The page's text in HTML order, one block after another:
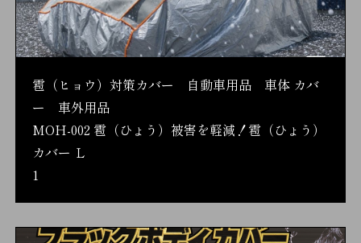
雹（ヒョウ）対策カバー 自動車用品 車体 カバ
ー 車外用品
MOH-002 雹（ひょう）被害を軽減！雹（ひょう）
カバー Ｌ
1